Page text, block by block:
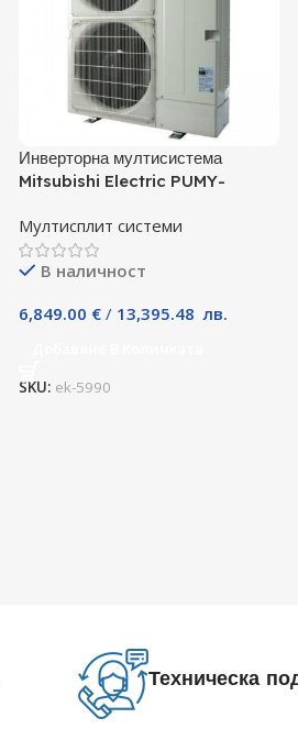
Инверторна мултисистема
Mitsubishi Electric PUMY-
Мултисплит системи
В наличност
6,849.00 €/ 13,395.48 лв.
SKU: ek-5990
Техническа